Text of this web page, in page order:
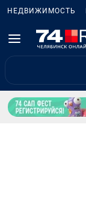
НЕДВИЖИМОСТЬ